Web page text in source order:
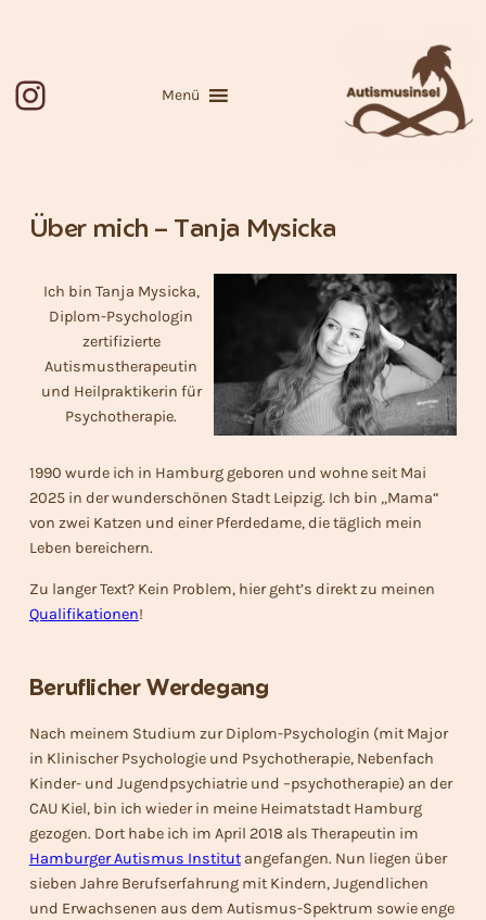
Instagram
Menü
Über mich – Tanja Mysicka
Ich bin Tanja Mysicka,
Diplom-Psychologin
zertifizierte
Autismustherapeutin
und Heilpraktikerin für
Psychotherapie.
1990 wurde ich in Hamburg geboren und wohne seit Mai
2025 in der wunderschönen Stadt Leipzig. Ich bin „Mama“
von zwei Katzen und einer Pferdedame, die täglich mein
Leben bereichern.
Zu langer Text? Kein Problem, hier geht’s direkt zu meinen
Qualifikationen!
Beruflicher Werdegang
Nach meinem Studium zur Diplom-Psychologin (mit Major
in Klinischer Psychologie und Psychotherapie, Nebenfach
Kinder- und Jugendpsychiatrie und –psychotherapie) an der
CAU Kiel, bin ich wieder in meine Heimatstadt Hamburg
gezogen. Dort habe ich im April 2018 als Therapeutin im
Hamburger Autismus Institutangefangen. Nun liegen über
sieben Jahre Berufserfahrung mit Kindern, Jugendlichen
und Erwachsenen aus dem Autismus-Spektrum sowie enge